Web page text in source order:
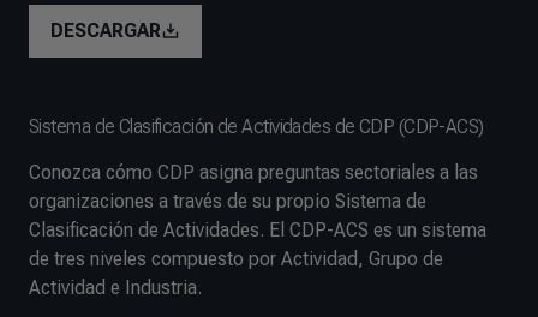
DESCARGAR
Sistema de Clasificación de Actividades de CDP (CDP-ACS)
Conozca cómo CDP asigna preguntas sectoriales a las
organizaciones a través de su propio Sistema de
Clasificación de Actividades. El CDP-ACS es un sistema
de tres niveles compuesto por Actividad, Grupo de
Actividad e Industria.